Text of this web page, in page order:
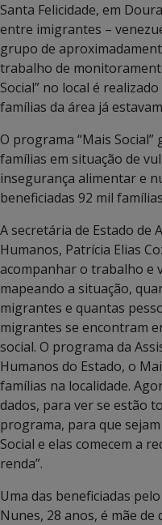
Santa Felicidade, em
entre imigrantes –
grupo de
trabalho de
Social” no local é
famílias da área já
O programa “Mais
famílias em situação de
insegurança alimentar e
beneficiadas 92 mil
A secretária de Estado de
Humanos, Patrícia Elias
acompanhar o trabalho e
mapeando a situação,
migrantes e quantas
migrantes se encontram
social. O programa da
Humanos do Estado, o
famílias na localidade.
dados, para ver se estão
programa, para que
Social e elas comecem a
renda”.
Uma das beneficiadas
Nunes, 28 anos, é mãe